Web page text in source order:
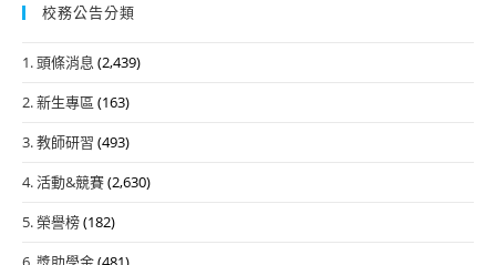
校務公告分類
1. 頭條消息 (2,439)
2. 新生專區 (163)
3. 教師研習 (493)
4. 活動&競賽(2,630)
5. 榮譽榜(182)